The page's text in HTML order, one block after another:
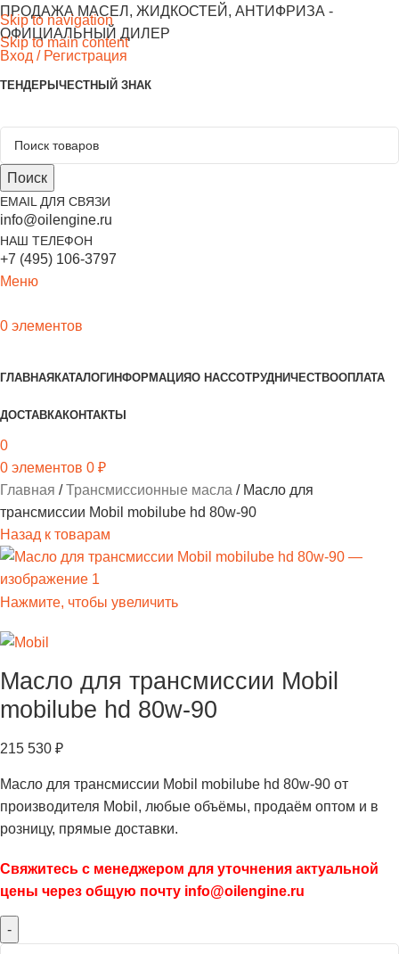
Skip to navigation
Skip to main content
ПРОДАЖА МАСЕЛ, ЖИДКОСТЕЙ, АНТИФРИЗА -
ОФИЦИАЛЬНЫЙ ДИЛЕР
Вход / Регистрация
ТЕНДЕРЫ ЧЕСТНЫЙ ЗНАК
Поиск
EMAIL ДЛЯ СВЯЗИ
info@oilengine.ru
НАШ ТЕЛЕФОН
+7 (495) 106-3797
Меню
0 элементов
ГЛАВНАЯ КАТАЛОГИНФОРМАЦИЯО НАССОТРУДНИЧЕСТВООПЛАТА
ДОСТАВКАКОНТАКТЫ
0
0 элементов 0 ₽
Главная
Трансмиссионные масла
Масло для
трансмиссии Mobil mobilube hd 80w-90
Назад к товарам
Нажмите, чтобы увеличить
Масло для трансмиссии Mobil
mobilube hd 80w-90
215 530 ₽
Масло для трансмиссии Mobil mobilube hd 80w-90 от
производителя Mobil, любые объёмы, продаём оптом и в
розницу, прямые доставки.
Свяжитесь с менеджером для уточнения актуальной
цены через общую почту info@oilengine.ru